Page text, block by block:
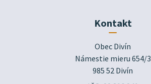
Kontakt
Obec Divín
Námestie mieru 654/3
985 52 Divín